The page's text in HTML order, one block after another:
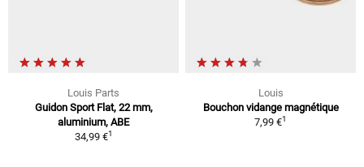
Louis Parts
Guidon Sport Flat, 22 mm,
aluminium, ABE
34,99 €1
Louis
Bouchon vidange magnétique
7,99 €1